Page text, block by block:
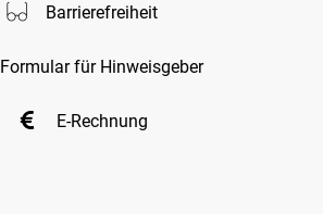
Barrierefreiheit
Formular für Hinweisgeber
E-Rechnung